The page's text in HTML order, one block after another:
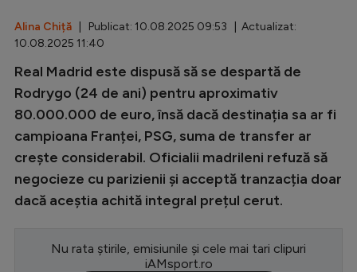
Inedit
Champions League
Europa League
Conference League
Premier League
Alina Chiță | Publicat: 10.08.2025 09:53 | Actualizat:
10.08.2025 11:40
Real Madrid este dispusă să se despartă de
Rodrygo (24 de ani) pentru aproximativ
80.000.000 de euro, însă dacă destinația sa ar fi
campioana Franței, PSG, suma de transfer ar
crește considerabil. Oficialii madrileni refuză să
negocieze cu parizienii și acceptă tranzacția doar
dacă aceștia achită integral prețul cerut.
Nu rata știrile, emisiunile și cele mai tari clipuri
iAMsport.ro